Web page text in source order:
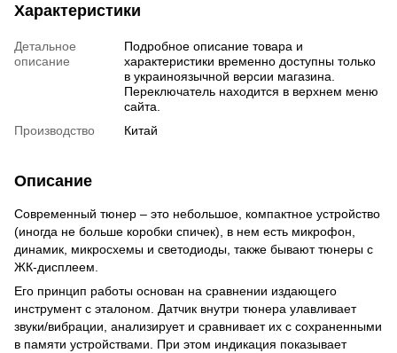
Характеристики
Детальное
описание
Подробное описание товара и
характеристики временно доступны только
в украиноязычной версии магазина.
Переключатель находится в верхнем меню
сайта.
Производство
Китай
Описание
Современный тюнер – это небольшое, компактное устройство
(иногда не больше коробки спичек), в нем есть микрофон,
динамик, микросхемы и светодиоды, также бывают тюнеры с
ЖК-дисплеем.
Его принцип работы основан на сравнении издающего
инструмент с эталоном. Датчик внутри тюнера улавливает
звуки/вибрации, анализирует и сравнивает их с сохраненными
в памяти устройствами. При этом индикация показывает